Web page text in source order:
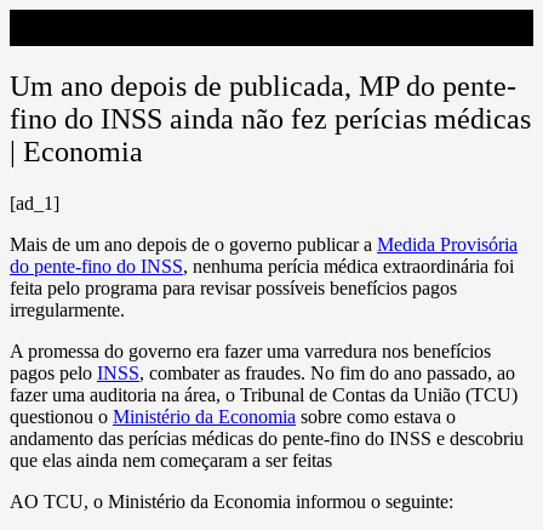
Um ano depois de publicada, MP do pente-
fino do INSS ainda não fez perícias médicas
| Economia
[ad_1]
Mais de um ano depois de o governo publicar a Medida Provisória
do pente-fino do INSS, nenhuma perícia médica extraordinária foi
feita pelo programa para revisar possíveis benefícios pagos
irregularmente.
A promessa do governo era fazer uma varredura nos benefícios
pagos pelo INSS, combater as fraudes. No fim do ano passado, ao
fazer uma auditoria na área, o Tribunal de Contas da União (TCU)
questionou o Ministério da Economia sobre como estava o
andamento das perícias médicas do pente-fino do INSS e descobriu
que elas ainda nem começaram a ser feitas
AO TCU, o Ministério da Economia informou o seguinte: